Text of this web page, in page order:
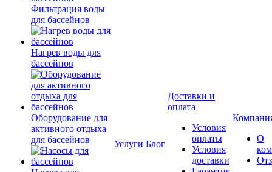
Фильтрация воды
для бассейнов
Нагрев воды для
бассейнов
Оборудование для
активного отдыха
для бассейнов
Услуги Блог
Доставки и
оплата
Условия
оплаты
Условия
доставки
О